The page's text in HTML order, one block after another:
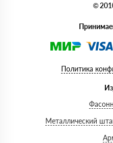
©
Политика
Металлический